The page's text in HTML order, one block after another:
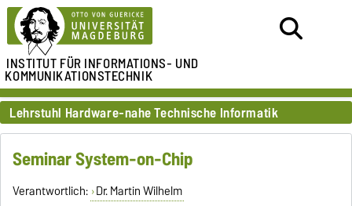
INSTITUT FÜRINFORMATIONS- UND
KOMMUNIKATIONSTECHNIK
Lehrstuhl Hardware-nahe Technische Informatik
Seminar System-on-Chip
Verantwortlich: Dr. Martin Wilhelm